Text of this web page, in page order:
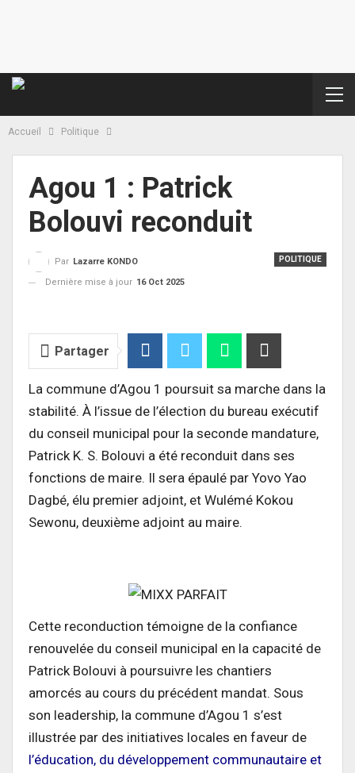
Accueil Politique
Agou 1 : Patrick
Bolouvi reconduit
POLITIQUE
Par Lazarre KONDO
Dernière mise à jour 16 Oct 2025
Partager
La commune d’Agou 1 poursuit sa marche dans la
stabilité. À l’issue de l’élection du bureau exécutif
du conseil municipal pour la seconde mandature,
Patrick K. S. Bolouvi a été reconduit dans ses
fonctions de maire. Il sera épaulé par Yovo Yao
Dagbé, élu premier adjoint, et Wulémé Kokou
Sewonu, deuxième adjoint au maire.
Cette reconduction témoigne de la confiance
renouvelée du conseil municipal en la capacité de
Patrick Bolouvi à poursuivre les chantiers
amorcés au cours du précédent mandat. Sous
son leadership, la commune d’Agou 1 s’est
illustrée par des initiatives locales en faveur de
l’éducation, du développement communautaire et